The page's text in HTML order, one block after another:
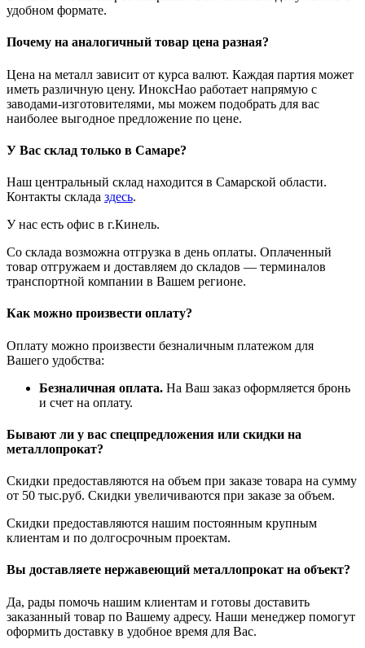
удобном формате.
Почему на аналогичный товар цена разная?
Цена на металл зависит от курса валют. Каждая партия может
иметь различную цену. ИноксНао работает напрямую с
заводами-изготовителями, мы можем подобрать для вас
наиболее выгодное предложение по цене.
У Вас склад только в Самаре?
Наш центральный склад находится в Самарской области.
Контакты склада здесь.
У нас есть офис в г.Кинель.
Со склада возможна отгрузка в день оплаты. Оплаченный
товар отгружаем и доставляем до складов — терминалов
транспортной компании в Вашем регионе.
Как можно произвести оплату?
Оплату можно произвести безналичным платежом для
Вашего удобства:
Безналичная оплата. На Ваш заказ оформляется бронь
и счет на оплату.
Бывают ли у вас спецпредложения или скидки на
металлопрокат?
Скидки предоставляются на объем при заказе товара на сумму
от 50 тыс.руб. Скидки увеличиваются при заказе за объем.
Скидки предоставляются нашим постоянным крупным
клиентам и по долгосрочным проектам.
Вы доставляете нержавеющий металлопрокат на объект?
Да, рады помочь нашим клиентам и готовы доставить
заказанный товар по Вашему адресу. Наши менеджер помогут
оформить доставку в удобное время для Вас.